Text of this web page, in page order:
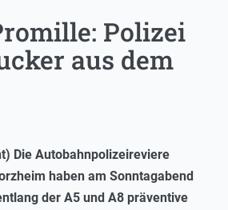
Polizei
aus dem
Die Autobahnpolizeireviere
haben am Sonntagabend
der A5 und A8 präventive